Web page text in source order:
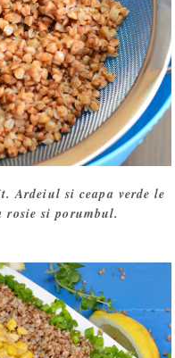
Ardeiul si ceapa verde le
rosie si porumbul.